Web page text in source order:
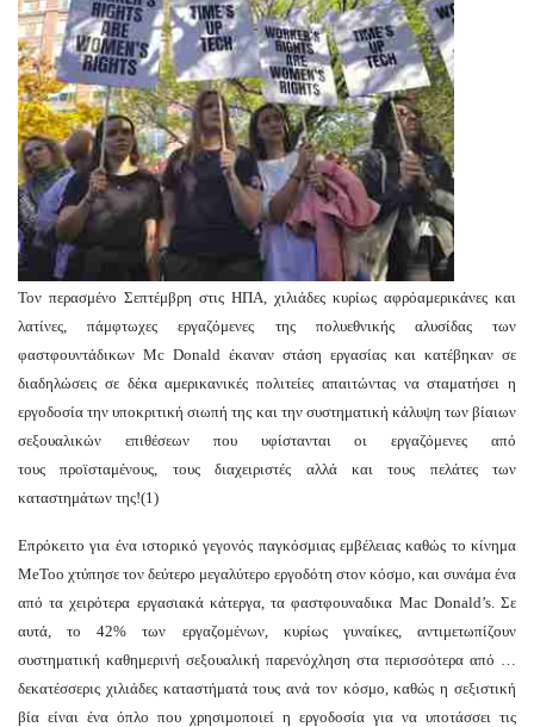
Toν περασμένο Σεπτέμβρη στις ΗΠΑ, χιλιάδες κυρίως αφρόαμερικάνες και
λατίνες, πάμφτωχες εργαζόμενες της πολυεθνικής αλυσίδας των
φαστφουντάδικων Mc Donald έκαναν στάση εργασίας και κατέβηκαν σε
διαδηλώσεις σε δέκα αμερικανικές πολιτείες απαιτώντας να σταματήσει η
εργοδοσία την υποκριτική σιωπή της και την συστηματική κάλυψη των βίαιων
σεξουαλικών επιθέσεων που υφίστανται οι εργαζόμενες από
τους προϊσταμένους, τους διαχειριστές αλλά και τους πελάτες των
καταστημάτων της!(1)
Επρόκειτο για ένα ιστορικό γεγονός παγκόσμιας εμβέλειας καθώς το κίνημα
MeToo χτύπησε τον δεύτερο μεγαλύτερο εργοδότη στον κόσμο, και συνάμα ένα
από τα χειρότερα εργασιακά κάτεργα, τα φαστφουναδικα Mac Donald’s. Σε
αυτά, το 42% των εργαζομένων, κυρίως γυναίκες, αντιμετωπίζουν
συστηματική καθημερινή σεξουαλική παρενόχληση στα περισσότερα από …
δεκατέσσερις χιλιάδες καταστήματά τους ανά τον κόσμο, καθώς η σεξιστική
βία είναι ένα όπλο που χρησιμοποιεί η εργοδοσία για να υποτάσσει τις